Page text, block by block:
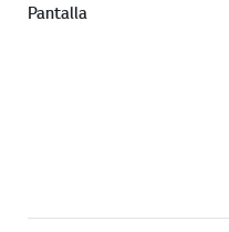
Pantalla